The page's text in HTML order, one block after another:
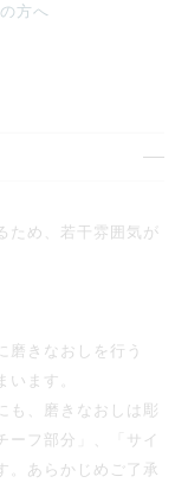
方へ
ため、若干雰囲気が
磨きなおしを行う
います。
も、磨きなおしは彫
ーフ部分」、「サイ
。あらかじめご了承